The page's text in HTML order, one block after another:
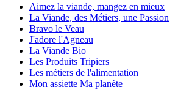
Aimez la viande, mangez en mieux
La Viande, des Métiers, une Passion
Bravo le Veau
J'adore l'Agneau
La Viande Bio
Les Produits Tripiers
Les métiers de l'alimentation
Mon assiette Ma planète